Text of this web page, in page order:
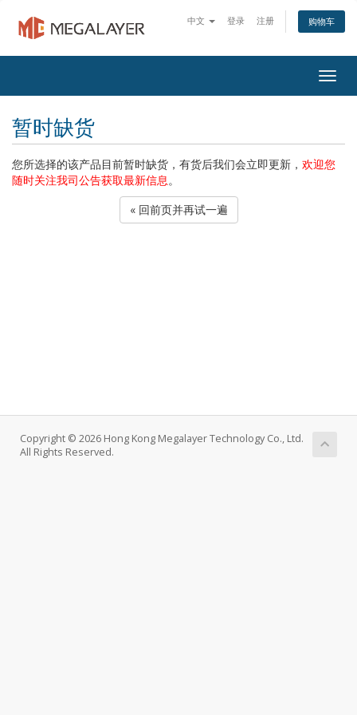
中文 登录 注册 购物车
暂时缺货
您所选择的该产品目前暂时缺货，有货后我们会立即更新， 欢迎您
随时关注我司公告获取最新信息。
« 回前页并再试一遍
Copyright © 2026 Hong Kong Megalayer Technology Co., Ltd.
All Rights Reserved.